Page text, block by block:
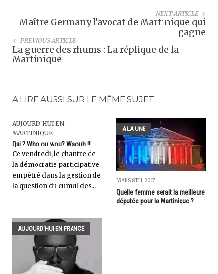
NEXT ARTICLE
Maître Germany l'avocat de Martinique qui
gagne
PREVIOUS ARTICLE
La guerre des rhums : La réplique de la
Martinique
A LIRE AUSSI SUR LE MÊME SUJET
AUJOURD'HUI EN
MARTINIQUE
Qui ? Who ou wou? Waouh !!!
Ce vendredi, le chantre de
la démocratie participative
empêtré dans la gestion de
la question du cumul des...
A LA UNE
MARS 8TH, 2017
Quelle femme serait la meilleure
députée pour la Martinique ?
AUJOURD'HUI EN FRANCE